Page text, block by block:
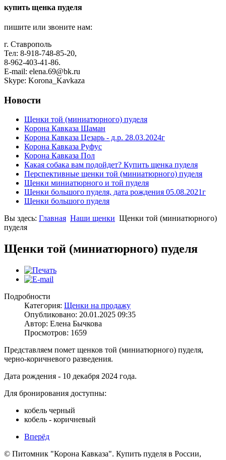
купить щенка пуделя
пишите или звоните нам:
г. Ставрополь
Тел: 8-918-748-85-20,
8-962-403-41-86.
E-mail: elena.69@bk.ru
Skype: Korona_Kavkaza
Новости
Щенки той (миниатюрного) пуделя
Корона Кавказа Шаман
Корона Кавказа Цезарь - д.р. 28.03.2024г
Корона Кавказа Руфус
Корона Кавказа Пол
Какая собака вам подойдет? Купить щенка пуделя
Перспективные щенки той (миниатюрного) пуделя
Щенки миниатюрного и той пуделя
Щенки большого пуделя, дата рождения 05.08.2021г
Щенки большого пуделя
Вы здесь: Главная Наши щенки Щенки той (миниатюрного)
пуделя
Щенки той (миниатюрного) пуделя
Подробности
Категория: Щенки на продажу
Опубликовано: 20.01.2025 09:35
Автор: Елена Бычкова
Просмотров: 1659
Представляем помет щенков той (миниатюрного) пуделя,
черно-коричневого разведения.
Дата рождения - 10 декабря 2024 года.
Для бронирования доступны:
кобель черный
кобель - коричневый
Вперёд
© Питомник "Корона Кавказа". Купить пуделя в России,